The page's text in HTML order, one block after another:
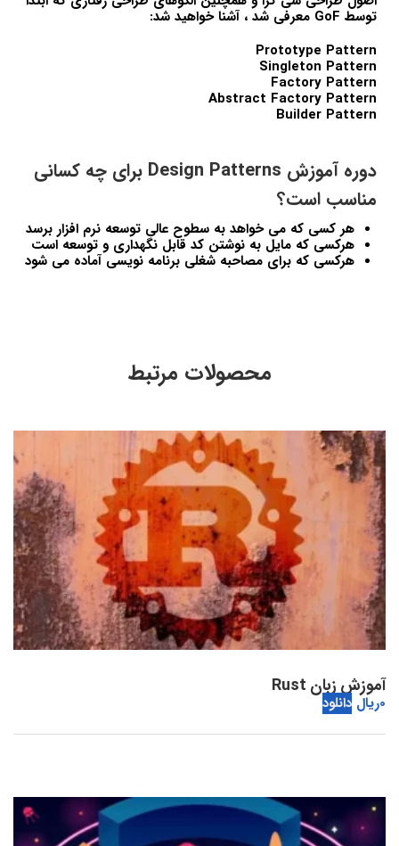
توسط GoF معرفی شد ، آشنا خواهید شد:
Prototype Pattern
Singleton Pattern
Factory Pattern
Abstract Factory Pattern
Builder Pattern
دوره آموزش Design Patterns برای چه کسانی
مناسب است؟
هر کسی که می خواهد به سطوح عالی توسعه نرم افزار برسد
هرکسی که مایل به نوشتن کد قابل نگهداری و توسعه است
هرکسی که برای مصاحبه شغلی برنامه نویسی آماده می شود
محصولات مرتبط
آموزش زبان Rust
0ریال دانلود